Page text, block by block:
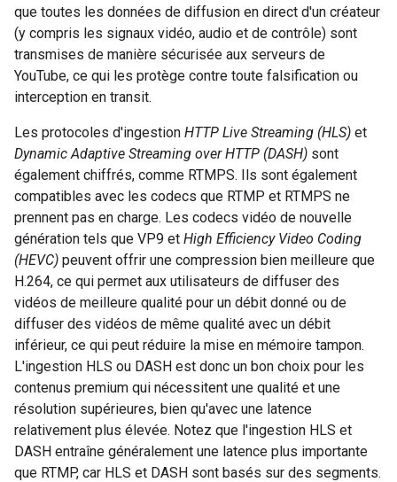
que toutes les données de diffusion en direct d'un créateur
(y compris les signaux vidéo, audio et de contrôle) sont
transmises de manière sécurisée aux serveurs de
YouTube, ce qui les protège contre toute falsification ou
interception en transit.
Les protocoles d'ingestion HTTP Live Streaming (HLS) et
Dynamic Adaptive Streaming over HTTP (DASH) sont
également chiffrés, comme RTMPS. Ils sont également
compatibles avec les codecs que RTMP et RTMPS ne
prennent pas en charge. Les codecs vidéo de nouvelle
génération tels que VP9 et High Efficiency Video Coding
(HEVC) peuvent offrir une compression bien meilleure que
H.264, ce qui permet aux utilisateurs de diffuser des
vidéos de meilleure qualité pour un débit donné ou de
diffuser des vidéos de même qualité avec un débit
inférieur, ce qui peut réduire la mise en mémoire tampon.
L'ingestion HLS ou DASH est donc un bon choix pour les
contenus premium qui nécessitent une qualité et une
résolution supérieures, bien qu'avec une latence
relativement plus élevée. Notez que l'ingestion HLS et
DASH entraîne généralement une latence plus importante
que RTMP, car HLS et DASH sont basés sur des segments.